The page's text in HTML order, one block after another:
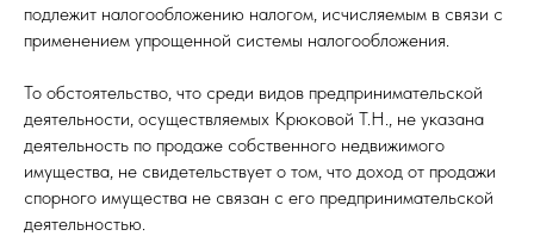
подлежит налогообложению налогом, исчисляемым в связи с
применением упрощенной системы налогообложения.
То обстоятельство, что среди видов предпринимательской
деятельности, осуществляемых Крюковой Т.Н., не указана
деятельность по продаже собственного недвижимого
имущества, не свидетельствует о том, что доход от продажи
спорного имущества не связан с его предпринимательской
деятельностью.